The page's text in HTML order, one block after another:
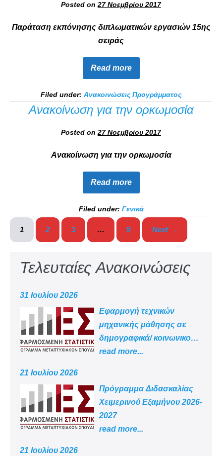
Posted on 27 Νοεμβρίου 2017
Παράταση εκπόνησης διπλωματικών εργασιών 15ης
σειράς
Read more
Filed under: Ανακοινώσεις Προγράμματος
Ανακοίνωση για την ορκωμοσία
Posted on 27 Νοεμβρίου 2017
Ανακοίνωση για την ορκωμοσία
Read more
Filed under: Γενικά
1 2 3 … 9 Next →
Τελευταίες Ανακοινώσεις
31 Ιουλίου 2026
Εφαρμογή τεχνικών
μηχανικής μάθησης σε
δημογραφικά/ κοινωνικο
-οικονομικά δεδομένα
read more...
21 Ιουλίου 2026
Πρόγραμμα Διδασκαλίας
Χειμερινού Εξαμήνου 2026-
2027
read more...
21 Ιουλίου 2026